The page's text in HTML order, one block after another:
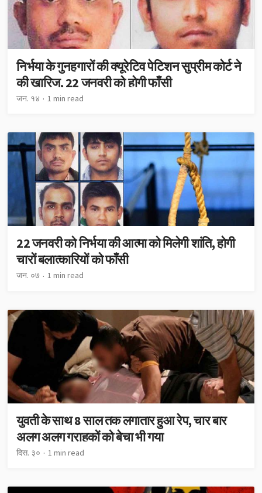
निर्भया के गुनहगारों की क्यूरेटिव पेटिशन सुप्रीम कोर्ट ने
की ख़ारिज, 22 जनवरी को होगी फाँसी
जन. १४ 1 min read
22 जनवरी को निर्भया की आत्मा को मिलेगी शांति, होगी
चारों बलात्कारियों को फाँसी
जन. ०७ 1 min read
युवती के साथ 8 साल तक लगातार हुआ रेप, चार बार
अलग अलग ग्राहकों को बेचा भी गया
दिस. ३० 1 min read